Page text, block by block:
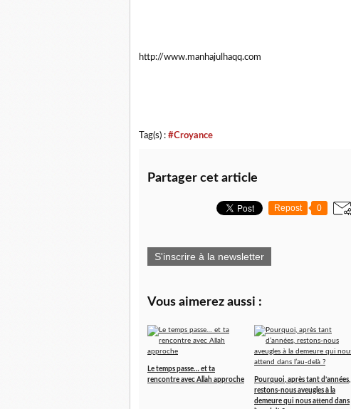
http://www.manhajulhaqq.com
Tag(s) : #Croyance
Partager cet article
Repost 0
S'inscrire à la newsletter
Vous aimerez aussi :
Le temps passe… et ta
rencontre avec Allah approche
Pourquoi, après tant d’années,
restons-nous aveugles à la
demeure qui nous attend dans